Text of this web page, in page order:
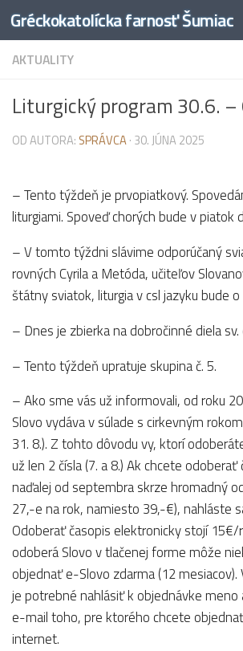
Preskočiť na obsah
Gréckokatolícka farnosť Šumiac
AKTUALITY
Liturgický program 30.6.
OD AUTORA: SPRÁVCA· 30. JÚNA 2025
– Tento týždeň je prvopiatkový.
liturgiami. Spoveď chorých bude v piatok
– V tomto týždni slávime odporúčaný
rovných Cyrila a Metóda, učiteľov
štátny sviatok, liturgia v csl jazyku bude o
– Dnes je zbierka na dobročinné diela
– Tento týždeň upratuje skupina č. 5.
– Ako sme vás už informovali, od roku
Slovo vydáva v súlade s cirkevným
31. 8.). Z tohto dôvodu vy, ktorí
už len 2 čísla (7. a 8.) Ak chcete odoberať
naďalej od septembra skrze hromadný
27,-e na rok, namiesto 39,-€), nahláste
Odoberať časopis elektronicky stojí 15€/
odoberá Slovo v tlačenej forme môže
objednať e-Slovo zdarma (12
je potrebné nahlásiť k objednávke meno
e-mail toho, pre ktorého chcete
internet.